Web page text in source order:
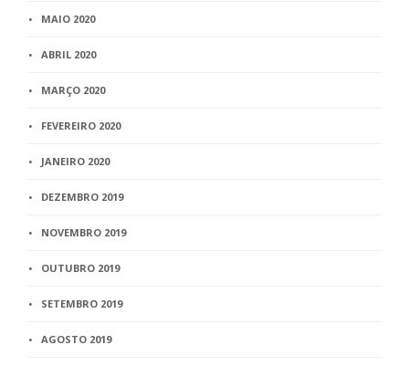
MAIO 2020
ABRIL 2020
MARÇO 2020
FEVEREIRO 2020
JANEIRO 2020
DEZEMBRO 2019
NOVEMBRO 2019
OUTUBRO 2019
SETEMBRO 2019
AGOSTO 2019